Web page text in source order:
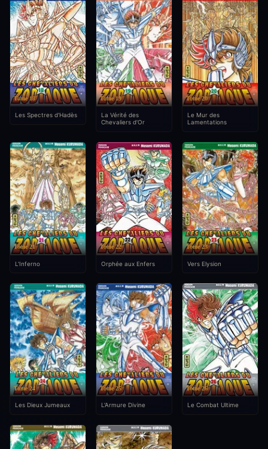
Tome 18
Les Spectres d'Hadès
Tome 19
La Vérité des
Chevaliers d'Or
Tome 20
Le Mur des
Lamentations
Tome 21
L'Inferno
Tome 22
Orphée aux Enfers
Tome 23
Vers Elysion
Tome 24
Les Dieux Jumeaux
Tome 25
L'Armure Divine
Tome 26
Le Combat Ultime